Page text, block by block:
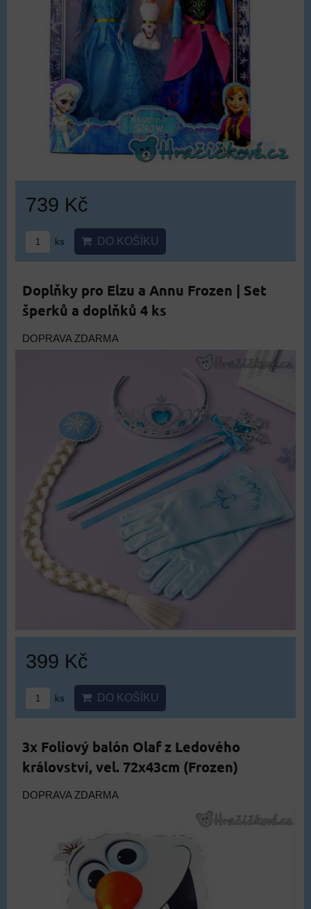
739 Kč
ks DO KOŠÍKU
Doplňky pro Elzu a Annu Frozen | Set
šperků a doplňků 4 ks
DOPRAVA ZDARMA
399 Kč
ks DO KOŠÍKU
3x Foliový balón Olaf z Ledového
království, vel. 72x43cm (Frozen)
DOPRAVA ZDARMA